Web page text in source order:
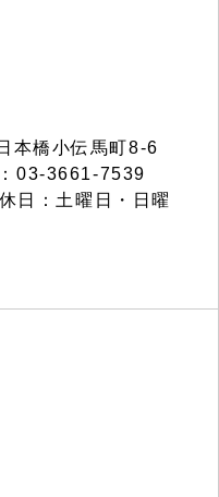
本橋小伝馬町8-6
03-3661-7539
日：土曜日・日曜